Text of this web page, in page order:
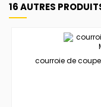
16 AUTRES
courroie de